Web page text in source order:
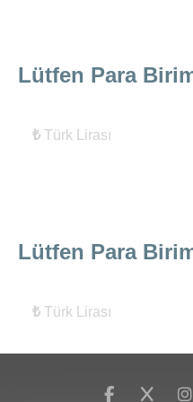
Lütfen Para
₺ Türk Lirası
Lütfen Para
₺ Türk Lirası